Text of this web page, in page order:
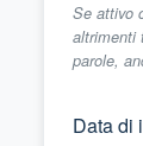
Se attivo
altrimenti
parole,
Data di